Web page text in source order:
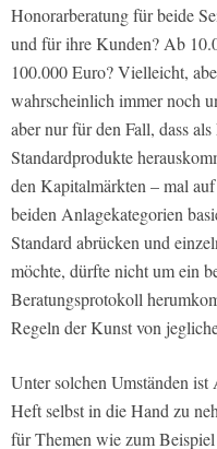
Honorarberatung für beide
und für ihre Kunden? Ab
100.000 Euro? Vielleicht,
wahrscheinlich immer noch
aber nur für den Fall, dass
Standardprodukte
den Kapitalmärkten – mal
beiden Anlagekategorien
Standard abrücken und
möchte, dürfte nicht um ein
Beratungsprotokoll
Regeln der Kunst von
Unter solchen Umständen
Heft selbst in die Hand zu
für Themen wie zum